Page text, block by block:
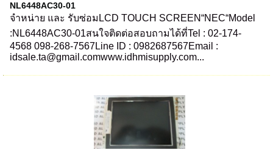
NL6448AC30-01
จำหน่าย และ รับซ่อมLCD TOUCH SCREEN“NEC“Model
:NL6448AC30-01สนใจติดต่อสอบถามได้ที่Tel : 02-174-
4568 098-268-7567Line ID : 0982687567Email :
idsale.ta@gmail.comwww.idhmisupply.com...